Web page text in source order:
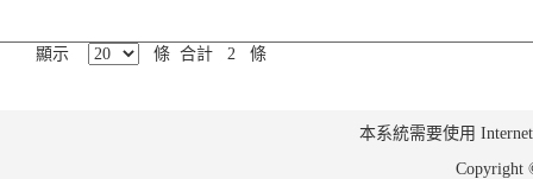
顯示 條 合計 2 條
本系統需要使用
Copyright